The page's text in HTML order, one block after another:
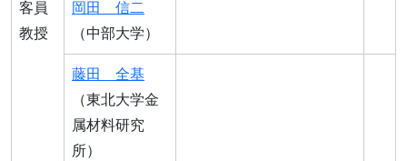
客員
教授
岡田 信二
（中部大学）
藤田 全基
（東北大学金
属材料研究
所）